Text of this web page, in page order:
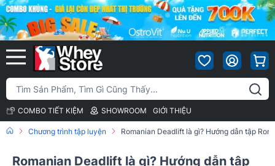
COMBO TIẾT KIỆM SHOWROOM GIỚI THIỆU
Chương trình tập luyện Romanian Deadlift là gì? Hướng dẫn tập
Romanian Deadlift là gì? Hướng dẫn tập